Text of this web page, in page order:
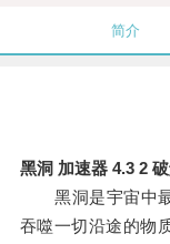
简介
黑洞 加速器 4.3 2
黑洞是宇宙中最
吞噬一切沿途的物质